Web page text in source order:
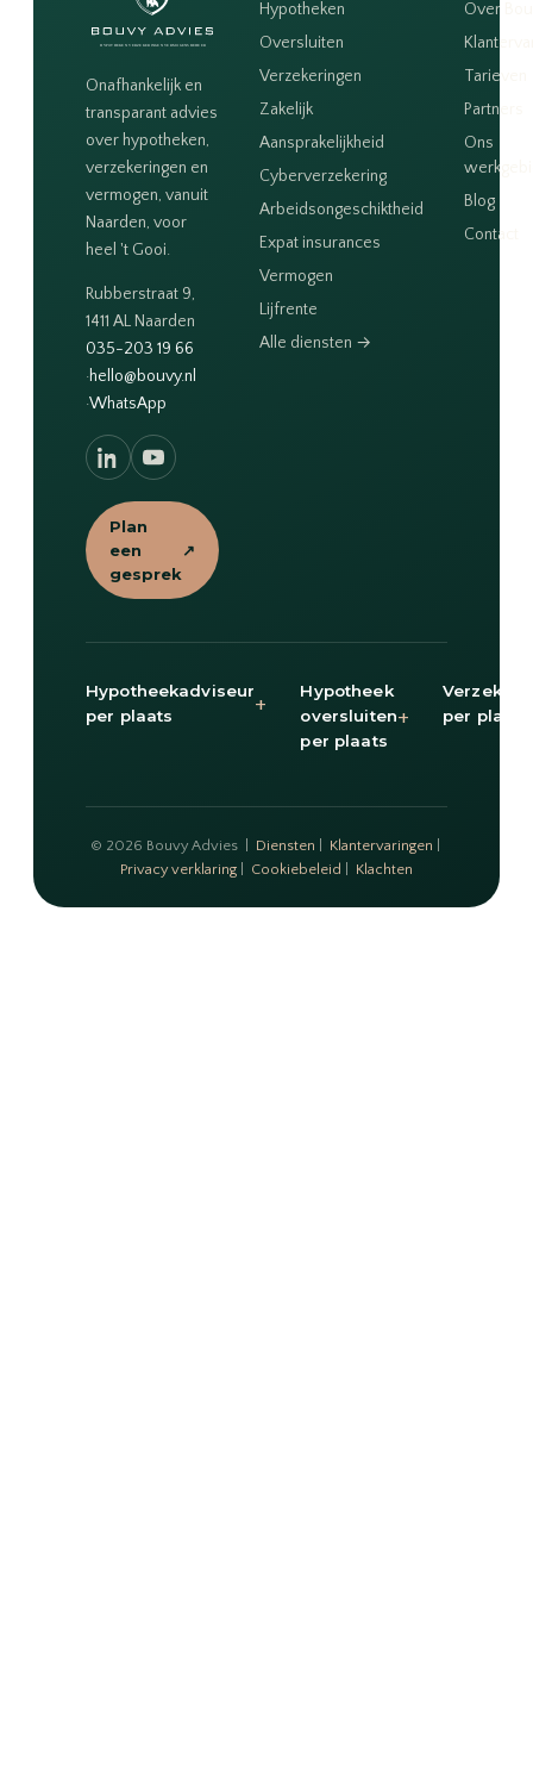
Onafhankelijk en
transparant advies
over hypotheken,
verzekeringen en
vermogen, vanuit
Naarden, voor
heel 't Gooi.
Rubberstraat 9,
1411 AL Naarden
035-203 19 66
·hello@bouvy.nl
·WhatsApp
Plan
een
gesprek
↗
Hypotheken
Oversluiten
Verzekeringen
Zakelijk
Aansprakelijkheid
Cyberverzekering
Arbeidsongeschiktheid
Expat insurances
Vermogen
Lijfrente
Alle diensten →
Over
Tarieven
Partners
Ons
Blog
Contact
Hypotheekadviseur
per plaats
+
Hypotheek
oversluiten
per plaats
+
per plaats
© 2026 Bouvy Advies | Diensten Klantervaringen
Privacy verklaring
Cookiebeleid Klachten